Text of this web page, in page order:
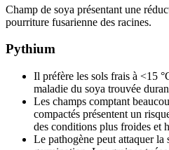
Champ de soya présentant une
pourriture fusarienne des racines.
Pythium
Il préfère les sols frais à <15
maladie du soya trouvée
Les champs comptant
compactés présentent un
des conditions plus froides et
Le pathogène peut attaquer la